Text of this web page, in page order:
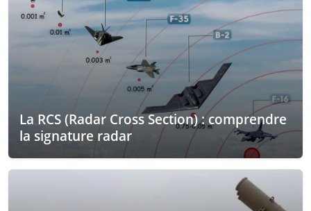
La RCS (Radar Cross Section) : comprendre
la signature radar